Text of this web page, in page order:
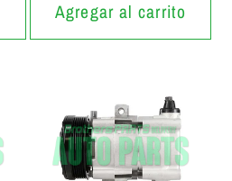
Agregar al carrito